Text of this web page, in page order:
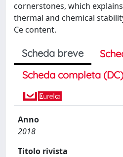
cornerstones, which
thermal and chemical
Ce content.
Scheda breve
Scheda completa (DC)
Anno
2018
Titolo rivista